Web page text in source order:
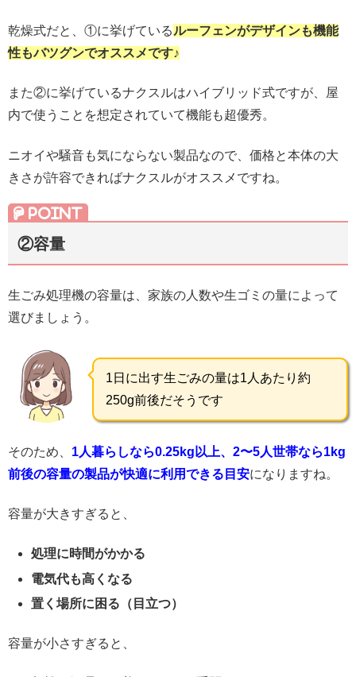
乾燥式だと、①に挙げているルーフェンがデザインも機能
性もバツグンでオススメです♪
また②に挙げているナクスルはハイブリッド式ですが、屋
内で使うことを想定されていて機能も超優秀。
ニオイや騒音も気にならない製品なので、価格と本体の大
きさが許容できればナクスルがオススメですね。
②容量
生ごみ処理機の容量は、家族の人数や生ゴミの量によって
選びましょう。
1日に出す生ごみの量は1人あたり約
250g前後だそうです
そのため、 1人暮らしなら0.25kg以上、2〜5人世帯なら1kg
前後の容量の製品が快適に利用できる目安になりますね。
容量が大きすぎると、
処理に時間がかかる
電気代も高くなる
置く場所に困る（目立つ）
容量が小さすぎると、